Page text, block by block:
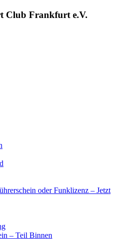
Club Frankfurt e.V.
oder Funklizenz – Jetzt
– Teil Binnen